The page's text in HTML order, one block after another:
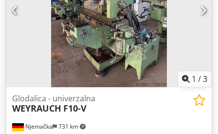
kontrolnog ormara: D: 0,8 x Š: 0,45 x V: 1,65 m Stezna
površina: 315 x 1250 mm Podešavanje snopa vodoravno
ručno 650 mm montiran na stol: stezna glava sa steznom
glavom s 3 čeljusti Ø 200 mm s unutarnjim čeljustima,
središnja visina 165 mm Sustav rashladnog sredstva Ručna
radilica Glodalica Ø 22 x 620 mm s glodalicom 80 x Ø 8 mm
Csdpfx Amou Ndf Ij Tjha *
1 /3
Njemačka 731 km
Glodalica - univerzalna
WEYRAUCH F10-V